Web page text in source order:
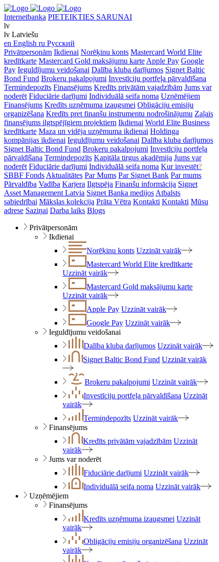
Internetbanka PIETEIKTIES SARUNAI
lv
lv Latviešu
en English ru Русский
Privātpersonām Ikdienai Norēķinu konts Mastercard World Elite
kredītkarte Mastercard Gold maksājumu karte Apple Pay Google
Pay Ieguldījumu veidošanai Dalība kluba darījumos Signet Baltic
Bond Fund Brokeru pakalpojumi Investīciju portfeļa pārvaldīšana
Termiņdepozīts Finansējums Kredīts privātām vajadzībām Jums var
noderēt Fiduciārie darījumi Individuālā seifa noma Uzņēmējiem
Finansējums Kredīts uzņēmuma izaugsmei Obligāciju emisiju
organizēšana Kredīts pret finanšu instrumentu nodrošinājumu Zaļais
finansējums ilgtspējīgiem projektiem Ikdienai World Elite Business
kredītkarte Maza un vidēja uzņēmuma ikdienai Holdinga
kompānijas ikdienai Ieguldījumu veidošanai Dalība kluba darījumos
Signet Baltic Bond Fund Brokeru pakalpojumi Investīciju portfeļa
pārvaldīšana Termiņdepozīts Kapitāla tirgus akadēmija Jums var
noderēt Fiduciārie darījumi Individuālā seifa noma Kur investēt?
SBBF Fonds Aktualitātes Par Mums Par Signet Bank Par mums
Pārvaldība Vadība Karjera Ilgtspēja Finanšu informācija Signet
Asset Management Latvia Signet Banka medijos Atbalsts
sabiedrībai Mākslas kolekcija Prāta Vētra Kontakti Kontakti Mūsu
adrese Saziņai Darba laiks Blogs
Privātpersonām
Ikdienai
Norēķinu konts Uzzināt vairāk
Mastercard World Elite kredītkarte
Uzzināt vairāk
Mastercard Gold maksājumu karte
Uzzināt vairāk
Apple Pay Uzzināt vairāk
Google Pay Uzzināt vairāk
Ieguldījumu veidošanai
Dalība kluba darījumos Uzzināt vairāk
Signet Baltic Bond Fund Uzzināt vairāk
Brokeru pakalpojumi Uzzināt vairāk
Investīciju portfeļa pārvaldīšana Uzzināt
vairāk
Termiņdepozīts Uzzināt vairāk
Finansējums
Kredīts privātām vajadzībām Uzzināt
vairāk
Jums var noderēt
Fiduciārie darījumi Uzzināt vairāk
Individuālā seifa noma Uzzināt vairāk
Uzņēmējiem
Finansējums
Kredīts uzņēmuma izaugsmei Uzzināt
vairāk
Obligāciju emisiju organizēšana Uzzināt
vairāk